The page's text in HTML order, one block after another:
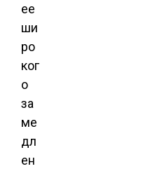
ее
ши
ро
ког
о
за
ме
дл
ен